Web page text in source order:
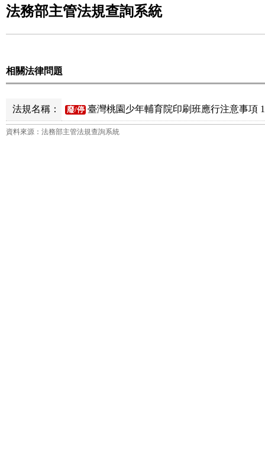
法務部主管法規查詢系統
相關法律問題
法規名稱： 廢/停 臺灣桃園少年輔育院印刷班應行注意事項
資料來源：法務部主管法規查詢系統